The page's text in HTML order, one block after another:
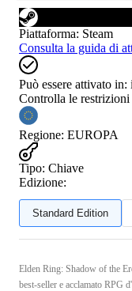
Piattaforma: Steam
Consulta la guida di
Può essere attivato in:
Controlla le restrizioni
Regione: EUROPA
Tipo: Chiave
Edizione:
Standard Edition
Elden Ring: Shadow of the
best-seller e acclamato RPG